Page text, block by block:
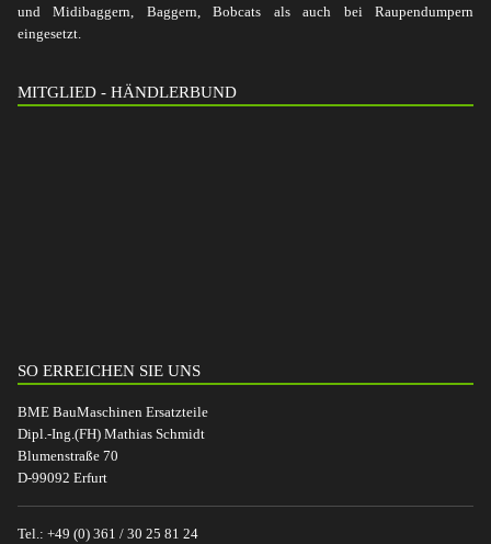
und Midibaggern, Baggern, Bobcats als auch bei Raupendumpern
eingesetzt.
MITGLIED - HÄNDLERBUND
SO ERREICHEN SIE UNS
BME BauMaschinen Ersatzteile
Dipl.-Ing.(FH) Mathias Schmidt
Blumenstraße 70
D-99092 Erfurt
Tel.: +49 (0) 361 / 30 25 81 24